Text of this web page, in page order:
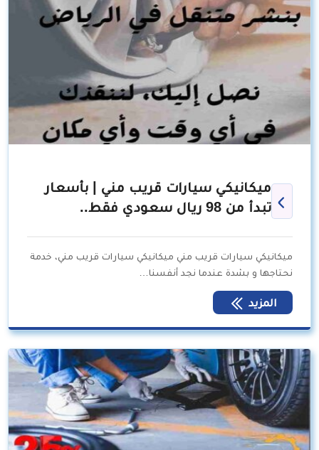
ميكانيكي سيارات قريب مني | بأسعار
تبدأ من 98 ريال سعودي فقط..
ميكانيكي سيارات قريب مني ميكانيكي سيارات قريب مني، خدمة
نحتاجها و بشدة عندما نجد أنفسنا…
المزيد